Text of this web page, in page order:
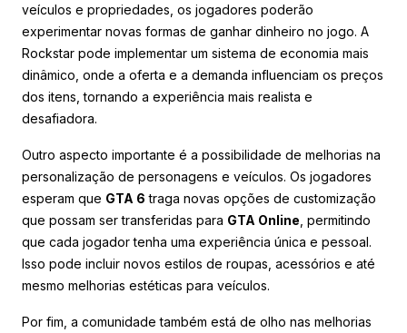
veículos e propriedades, os jogadores poderão
experimentar novas formas de ganhar dinheiro no jogo. A
Rockstar pode implementar um sistema de economia mais
dinâmico, onde a oferta e a demanda influenciam os preços
dos itens, tornando a experiência mais realista e
desafiadora.
Outro aspecto importante é a possibilidade de melhorias na
personalização de personagens e veículos. Os jogadores
esperam que GTA 6 traga novas opções de customização
que possam ser transferidas para GTA Online , permitindo
que cada jogador tenha uma experiência única e pessoal.
Isso pode incluir novos estilos de roupas, acessórios e até
mesmo melhorias estéticas para veículos.
Por fim, a comunidade também está de olho nas melhorias